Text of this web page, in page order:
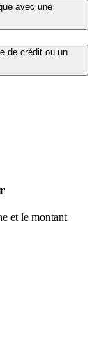
avec une
de crédit ou un
et le montant